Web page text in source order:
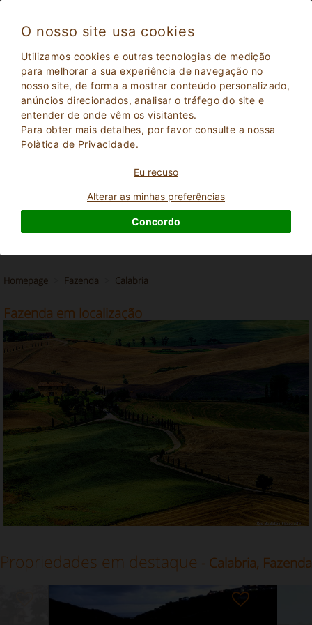
O nosso site usa cookies
Utilizamos cookies e outras tecnologias de medição
para melhorar a sua experiência de navegação no
nosso site, de forma a mostrar conteúdo personalizado,
anúncios direcionados, analisar o tráfego do site e
entender de onde vêm os visitantes.
Para obter mais detalhes, por favor consulte a nossa
Polà­tica de Privacidade.
Eu recuso
Alterar as minhas preferências
Concordo
Homepage Fazenda Calabria
Fazenda em localização
Propriedades em destaque - Calabria, Fazenda